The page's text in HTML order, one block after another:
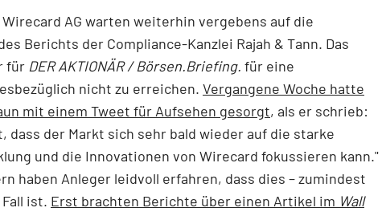
AG warten weiterhin vergebens auf die
Berichts der Compliance-Kanzlei Rajah & Tann. Das
für DER AKTIONÄR / Börsen.Briefing. für eine
nicht zu erreichen. Vergangene Woche hatte
mit einem Tweet für Aufsehen gesorgt, als er schrieb:
dass der Markt sich sehr bald wieder auf die starke
und die Innovationen von Wirecard fokussieren kann."
haben Anleger leidvoll erfahren, dass dies – zumindest
ist. Erst brachten Berichte über einen Artikel im Wall